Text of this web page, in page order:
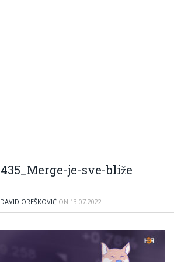
435_Merge-je-sve-bliže
DAVID OREŠKOVIĆ ON 13.07.2022